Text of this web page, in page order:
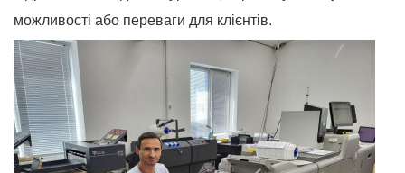
можливості або переваги для клієнтів.